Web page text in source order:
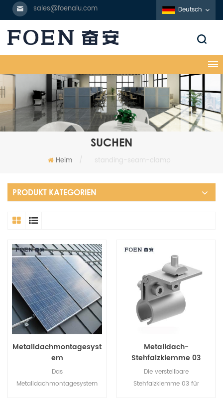
sales@foenalu.com Deutsch
SUCHEN
Heim / standing-seam-clamp
PRODUKT KATEGORIEN
Metalldachmontagesyst
em
Das
Metalldachmontagesystem
Metalldach-
Stehfalzklemme 03
Die verstellbare
Stehfalzklemme 03 für